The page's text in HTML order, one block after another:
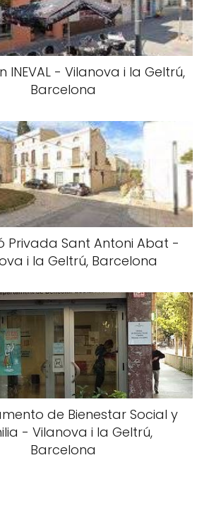
INEVAL - Vilanova i la Geltrú,
Barcelona
Privada Sant Antoni Abat -
i la Geltrú, Barcelona
de Bienestar Social y
- Vilanova i la Geltrú,
Barcelona